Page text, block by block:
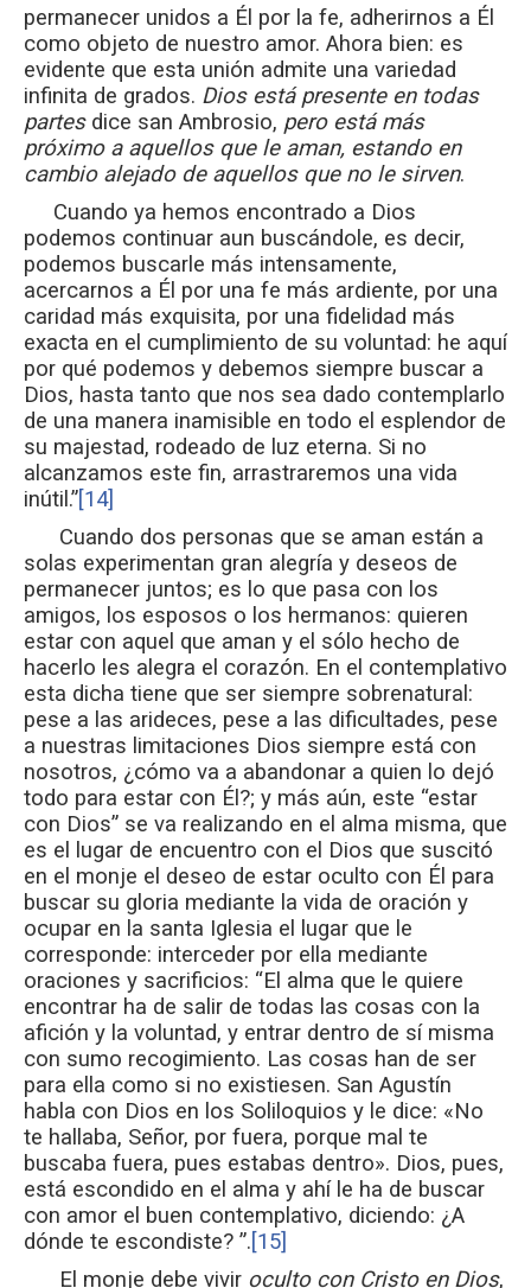
permanecer unidos a Él por la fe, adherirnos a Él
como objeto de nuestro amor. Ahora bien: es
evidente que esta unión admite una variedad
infinita de grados. Dios está presente en todas
partesdice san Ambrosio, pero está más
próximo a aquellos que le aman, estando en
cambio alejado de aquellos que no le sirven.
Cuando ya hemos encontrado a Dios
podemos continuar aun buscándole, es decir,
podemos buscarle más intensamente,
acercarnos a Él por una fe más ardiente, por una
caridad más exquisita, por una fidelidad más
exacta en el cumplimiento de su voluntad: he aquí
por qué podemos y debemos siempre buscar a
Dios, hasta tanto que nos sea dado contemplarlo
de una manera inamisible en todo el esplendor de
su majestad, rodeado de luz eterna. Si no
alcanzamos este fin, arrastraremos una vida
inútil.”[14]
Cuando dos personas que se aman están a
solas experimentan gran alegría y deseos de
permanecer juntos; es lo que pasa con los
amigos, los esposos o los hermanos: quieren
estar con aquel que aman y el sólo hecho de
hacerlo les alegra el corazón. En el contemplativo
esta dicha tiene que ser siempre sobrenatural:
pese a las arideces, pese a las dificultades, pese
a nuestras limitaciones Dios siempre está con
nosotros, ¿cómo va a abandonar a quien lo dejó
todo para estar con Él?; y más aún, este “estar
con Dios” se va realizando en el alma misma, que
es el lugar de encuentro con el Dios que suscitó
en el monje el deseo de estar oculto con Él para
buscar su gloria mediante la vida de oración y
ocupar en la santa Iglesia el lugar que le
corresponde: interceder por ella mediante
oraciones y sacrificios: “El alma que le quiere
encontrar ha de salir de todas las cosas con la
afición y la voluntad, y entrar dentro de sí misma
con sumo recogimiento. Las cosas han de ser
para ella como si no existiesen. San Agustín
habla con Dios en los Soliloquios y le dice: «No
te hallaba, Señor, por fuera, porque mal te
buscaba fuera, pues estabas dentro». Dios, pues,
está escondido en el alma y ahí le ha de buscar
con amor el buen contemplativo, diciendo: ¿A
dónde te escondiste? ”.[15]
El monje debe vivir oculto con Cristo en Dios,